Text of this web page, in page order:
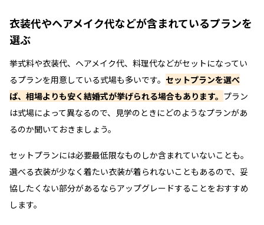
衣装代やヘアメイク代などが含まれているプランを
選ぶ
挙式料や衣装代、ヘアメイク代、料理代などがセットになってい
るプランを用意している式場も多いです。 セットプランを選べ
ば、相場よりも安く結婚式が挙げられる場合もあります。 プラン
は式場によって異なるので、見学のときにどのようなプランがあ
るのか聞いておきましょう。
セットプランには必要最低限なものしか含まれていないことも。
選べる衣装が少なく着たい衣装が着られないこともあるので、妥
協したくない部分があるならアップグレードすることをおすすめ
します。